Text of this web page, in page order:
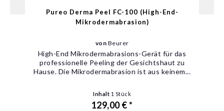
Pureo Derma Peel FC-100 (High-End-
Mikrodermabrasion)
von Beurer
High-End Mikrodermabrasions-Gerät für das
professionelle Peeling der Gesichtshaut zu
Hause. Die Mikrodermabrasion ist aus keinem...
Inhalt 1 Stück
129,00 € *